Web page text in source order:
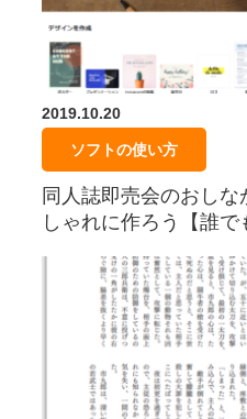
2019.10.20
ソフトの使い方
同人誌即売会のおし
しゃれに作ろう【誰で